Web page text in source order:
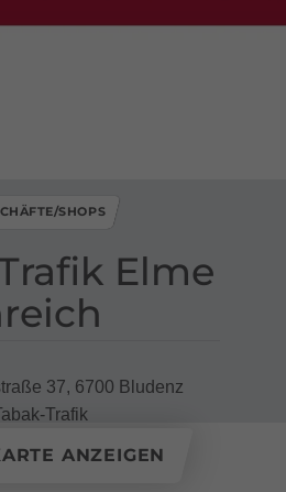
Elme
SHOPS
37, 6700 Bludenz
Trafik
ANZEIGEN